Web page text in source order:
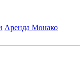
Аренда Монако